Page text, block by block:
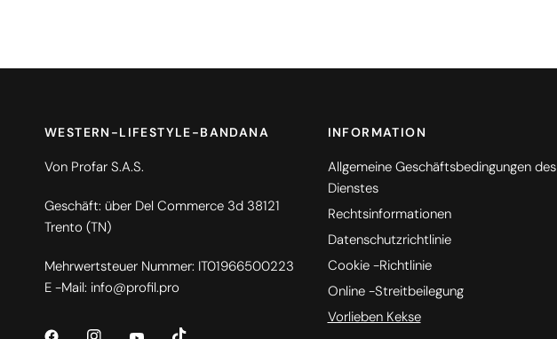
WESTERN-LIFESTYLE-BANDANA
Von Profar S.A.S.
Geschäft: über Del Commerce 3d 38121
Trento (TN)
Mehrwertsteuer Nummer: IT01966500223
E -Mail: info@profil.pro
INFORMATION
Allgemeine Geschäftsbedingungen des
Dienstes
Rechtsinformationen
Datenschutzrichtlinie
Cookie -Richtlinie
Online -Streitbeilegung
Vorlieben Kekse